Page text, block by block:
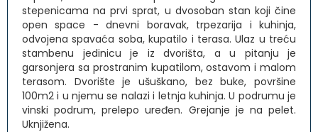
stepenicama na prvi sprat, u dvosoban stan koji čine
open space - dnevni boravak, trpezarija i kuhinja,
odvojena spavaća soba, kupatilo i terasa. Ulaz u treću
stambenu jedinicu je iz dvorišta, a u pitanju je
garsonjera sa prostranim kupatilom, ostavom i malom
terasom. Dvorište je ušuškano, bez buke, površine
100m2 i u njemu se nalazi i letnja kuhinja. U podrumu je
vinski podrum, prelepo uređen. Grejanje je na pelet.
Uknjižena.